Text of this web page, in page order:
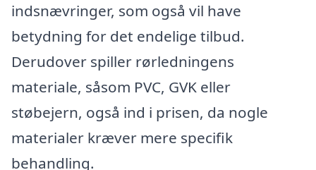
indsnævringer, som også vil have
betydning for det endelige tilbud.
Derudover spiller rørledningens
materiale, såsom PVC, GVK eller
støbejern, også ind i prisen, da nogle
materialer kræver mere specifik
behandling.